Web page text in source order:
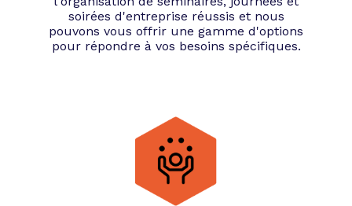
À la recherche de
l’agence événementielle
Là encore, Tibby s’active aussi vite que
possible. Une abeille butineuse de notre
team si spéciale est capable d’effectuer
entre 10 et 100 voyages par jour. Imaginez
un peu le nombre d’agences
événementielles que nous sommes
soirées d'entreprise réussis et nous
pouvons vous offrir une gamme d'options
pour répondre à vos besoins spécifiques.